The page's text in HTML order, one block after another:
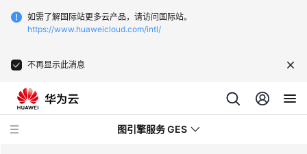
如需了解国际站更多云产品，请访问国际站。
https://www.huaweicloud.com/intl/
不再显示此消息
图引擎服务 GES